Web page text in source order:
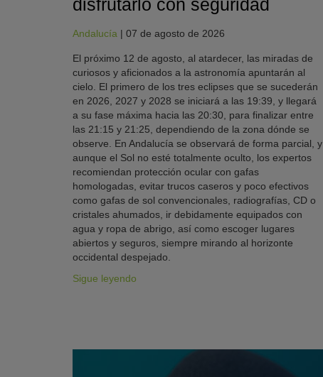
disfrutarlo con seguridad
Andalucía | 07 de agosto de 2026
El próximo 12 de agosto, al atardecer, las miradas de
curiosos y aficionados a la astronomía apuntarán al
cielo. El primero de los tres eclipses que se sucederán
en 2026, 2027 y 2028 se iniciará a las 19:39, y llegará
a su fase máxima hacia las 20:30, para finalizar entre
las 21:15 y 21:25, dependiendo de la zona dónde se
observe. En Andalucía se observará de forma parcial, y
aunque el Sol no esté totalmente oculto, los expertos
recomiendan protección ocular con gafas
homologadas, evitar trucos caseros y poco efectivos
como gafas de sol convencionales, radiografías, CD o
cristales ahumados, ir debidamente equipados con
agua y ropa de abrigo, así como escoger lugares
abiertos y seguros, siempre mirando al horizonte
occidental despejado.
Sigue leyendo